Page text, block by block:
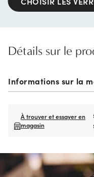
Détails sur le
Informations sur la
À trouver et essayer en
magasin